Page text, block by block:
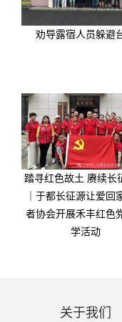
劝导露宿人员躲避
踏寻红色故土 赓续长
｜于都长征源让爱回
者协会开展禾丰红色
学活动
关于我们